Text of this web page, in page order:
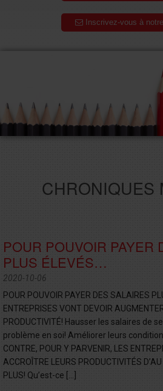
Inscrivez-vous à
CHRONIQUES
POUR POUVOIR PAYER
PLUS ÉLEVÉS…
2020-10-06
POUR POUVOIR PAYER DES SALAIRES
ENTREPRISES VONT DEVOIR
PRODUCTIVITÉ! Hausser les salaires de
problème en soi! Améliorer leurs
CONTRE, POUR Y PARVENIR, LES
ACCROÎTRE LEURS PRODUCTIVITÉS
PLUS! Qu’est-ce […]